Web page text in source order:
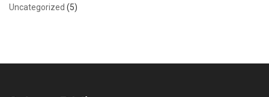
Uncategorized (5)